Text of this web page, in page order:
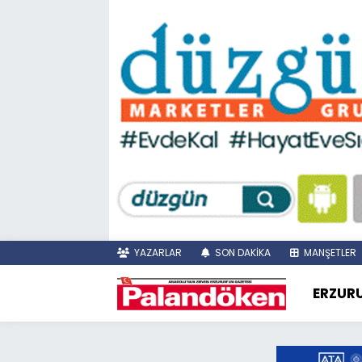
YAZARLAR SON DAKİKA MANŞETLER